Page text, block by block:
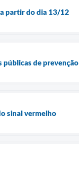
partir do dia 13/12
públicas de prevenção
sinal vermelho